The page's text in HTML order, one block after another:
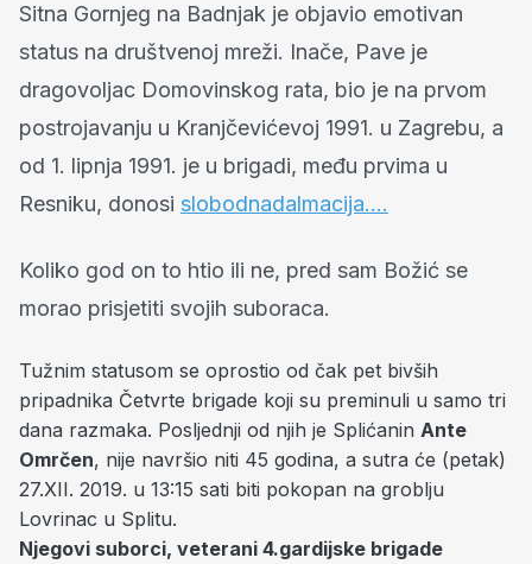
Sitna Gornjeg na Badnjak je objavio emotivan
status na društvenoj mreži. Inače, Pave je
dragovoljac Domovinskog rata, bio je na prvom
postrojavanju u Kranjčevićevoj 1991. u Zagrebu, a
od 1. lipnja 1991. je u brigadi, među prvima u
Resniku, donosi slobodnadalmacija….
Koliko god on to htio ili ne, pred sam Božić se
morao prisjetiti svojih suboraca.
Tužnim statusom se oprostio od čak pet bivših
pripadnika Četvrte brigade koji su preminuli u samo tri
dana razmaka. Posljednji od njih je Splićanin Ante
Omrčen, nije navršio niti 45 godina, a sutra će (petak)
27.XII. 2019. u 13:15 sati biti pokopan na groblju
Lovrinac u Splitu.
Njegovi suborci, veterani 4.gardijske brigade